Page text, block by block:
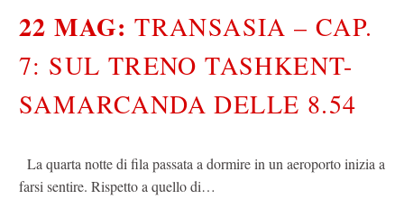
22 MAG:TRANSASIA – CAP.
7: SUL TRENO TASHKENT-
SAMARCANDA DELLE 8.54
La quarta notte di fila passata a dormire in un aeroporto inizia a
farsi sentire. Rispetto a quello di…